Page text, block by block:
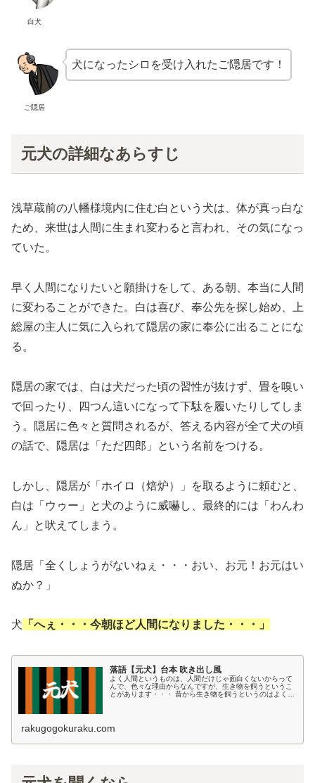
白犬
ご隠居
犬になったシロを受け入れたご隠居です！
元犬の詳細なあらすじ
浅草蔵前の八幡様境内に住む白という犬は、体が真っ白な
ため、来世は人間に生まれ変わると言われ、その気になっ
ていた。
早く人間になりたいと願掛けをして、ある朝、本当に人間
に変わることができた。白は喜び、奉公先を探し始め、上
総屋の主人に気に入られて隠居の家に奉公に出ることにな
る。
隠居の家では、白は犬だった頃の習性が抜けず、畳を嗅い
で回ったり、四つん這いになって下駄を履いたりしてしま
う。隠居に色々と質問されるが、答える内容が全て犬の頃
の話で、隠居は「ただ四郎」という名前をつける。
しかし、隠居が「ホイロ（焙炉）」を取るように頼むと、
白は「ウゥー」と犬のように威嚇し、最終的には「わんわ
ん」と吠えてしまう。
隠居「全くしょうがないねぇ・・・おい、お元！お元はい
ぬか？」
犬 「へぇ・・・今朝ほど人間になりました・・・」
落語【元犬】台本 吹き出し風
よく人間というものは、人間だけじゃ面白くないからって
んで、色々な理由からなんですが、生き物を飼うというこ
とがあります・・・ 昔から生き物を飼うというのはよくあ
rakugogokuraku.com